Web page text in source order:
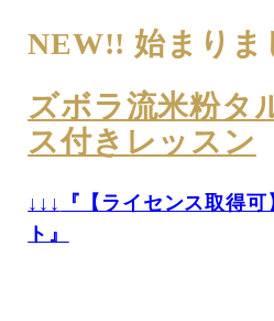
NEW!! 始まりま
ズボラ流米粉タ
ス付きレッスン
↓↓↓
『【ライセンス取得
ト』